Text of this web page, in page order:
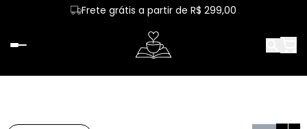
Frete grátis a partir de R$ 299,00